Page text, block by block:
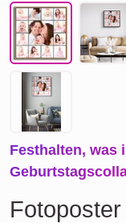
Festhalten, was